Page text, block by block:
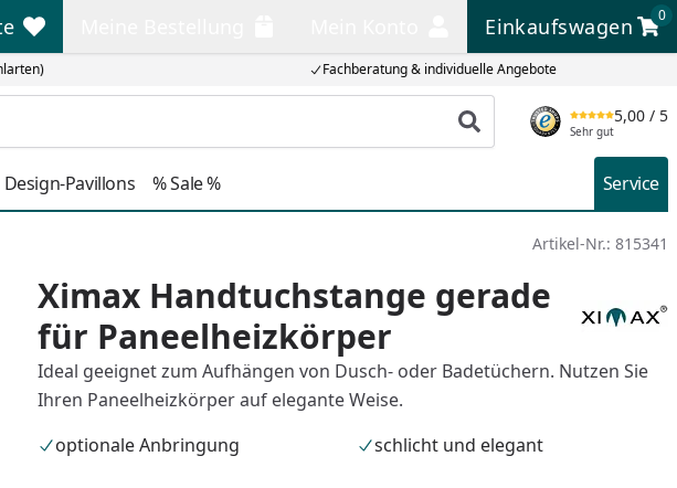
Fachberatung & individuelle Angebote
Einkaufswagen
0
Einkaufswagen
Produkt suchen
5,00 / 5
Sehr gut
Design-Pavillons % Sale % Service
Artikel-Nr.: 815341
Ximax Handtuchstange gerade
für Paneelheizkörper
Ideal geeignet zum Aufhängen von Dusch- oder Badetüchern. Nutzen Sie
Ihren Paneelheizkörper auf elegante Weise.
optionale Anbringung
schlicht und elegant